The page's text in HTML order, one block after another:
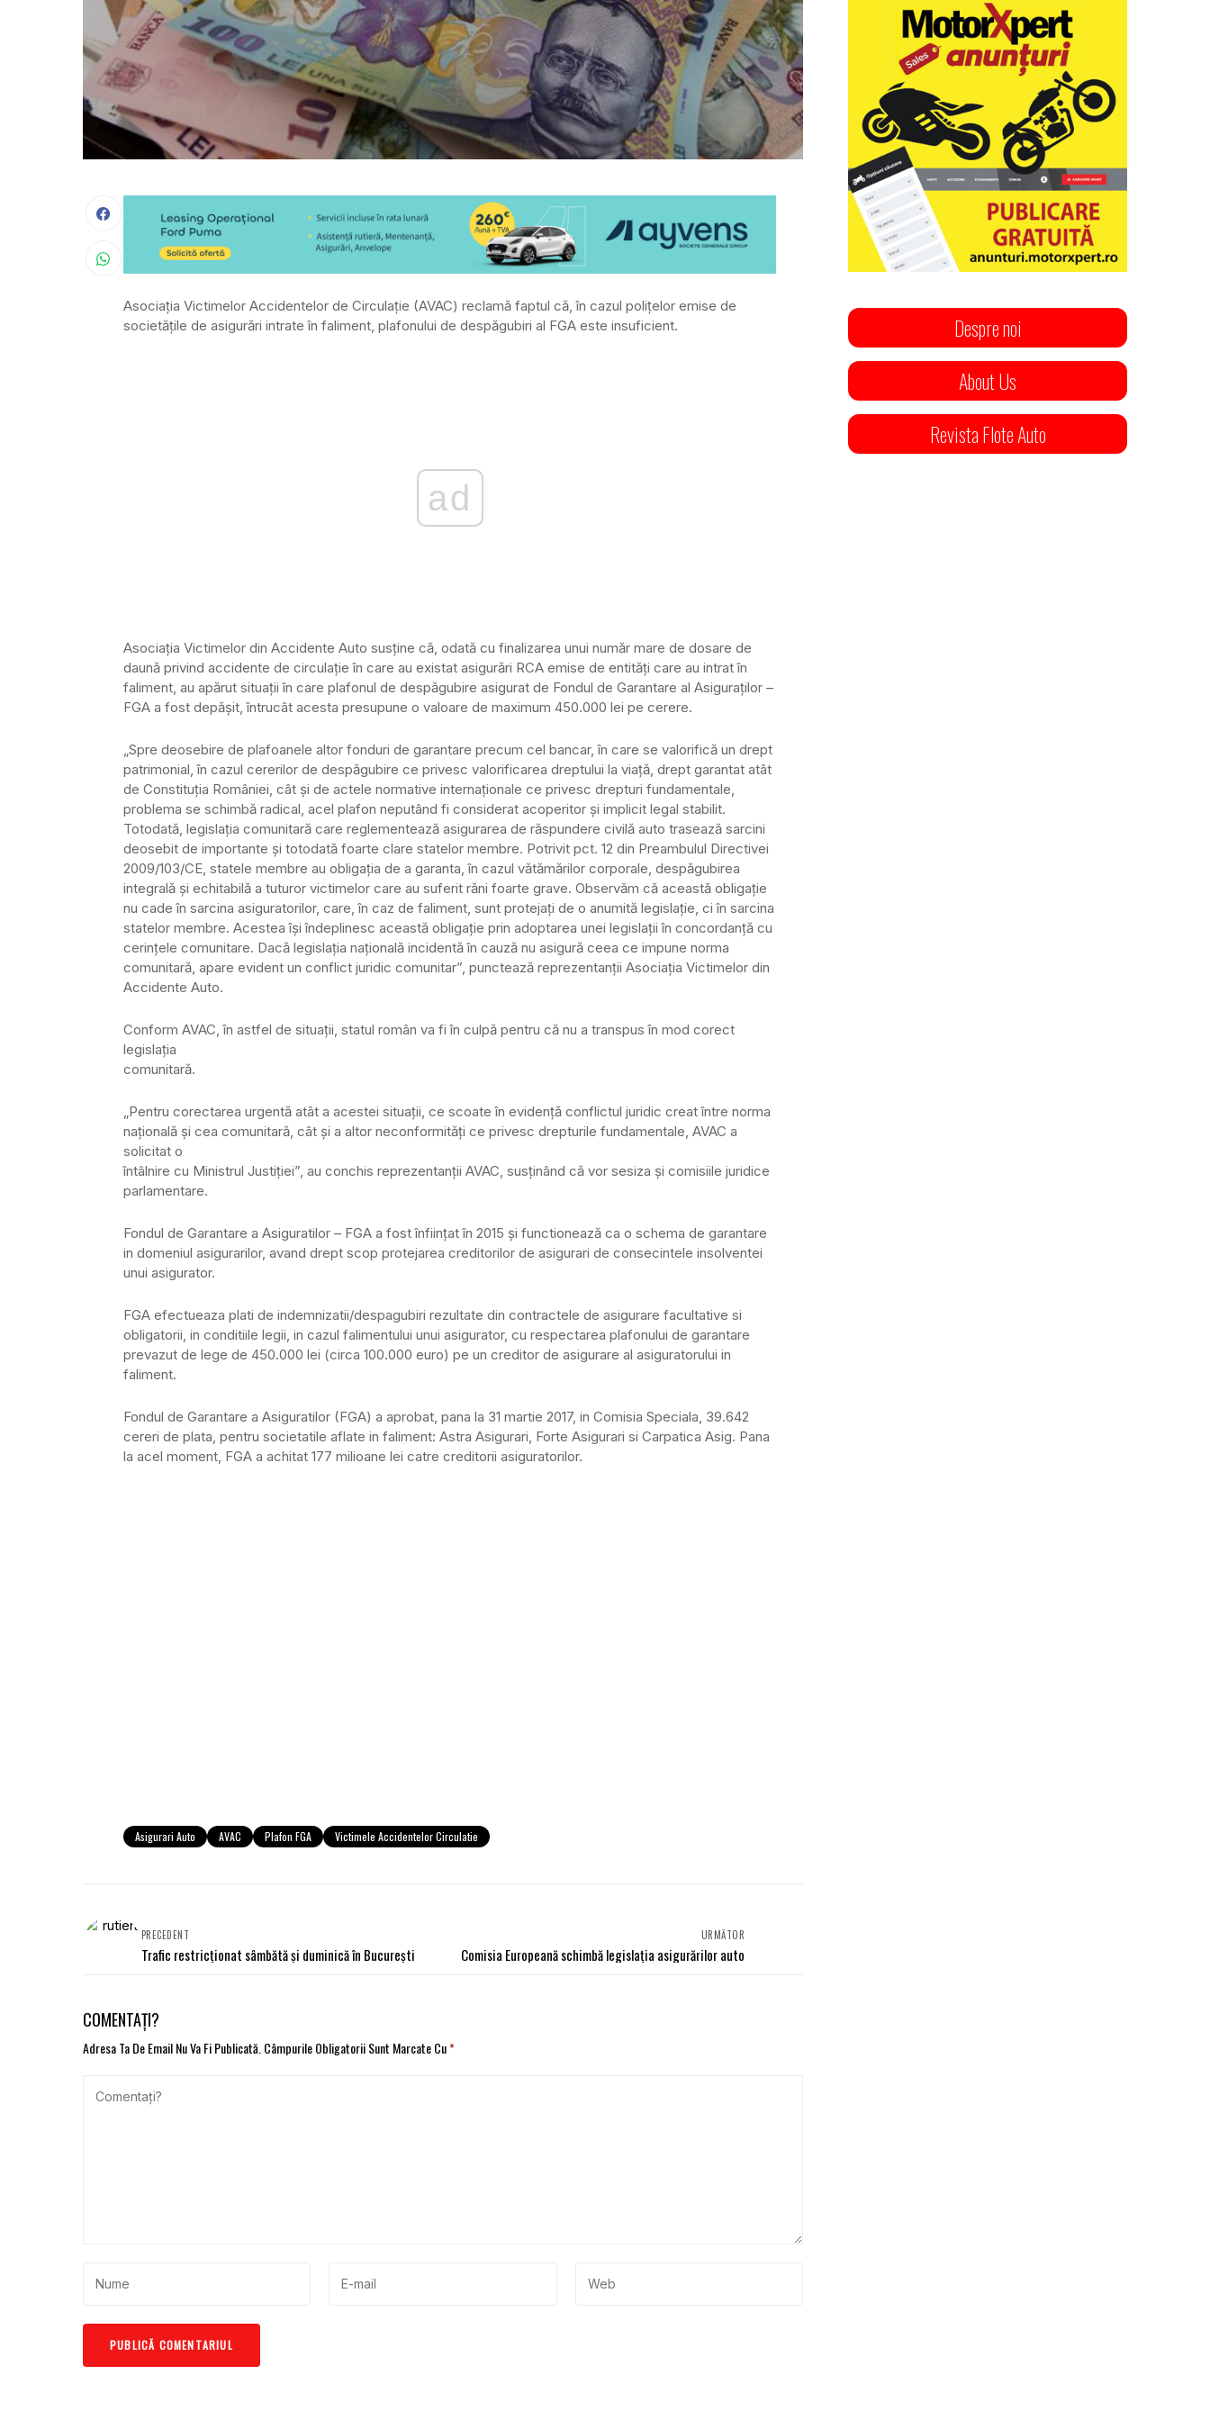
Asociaţia Victimelor Accidentelor de Circulaţie (AVAC) reclamă faptul că, în cazul poliţelor emise de
societăţile de asigurări intrate în faliment, plafonului de despăgubiri al FGA este insuficient.
ad
Asociaţia Victimelor din Accidente Auto susţine că, odată cu finalizarea unui număr mare de dosare de
daună privind accidente de circulaţie în care au existat asigurări RCA emise de entităţi care au intrat în
faliment, au apărut situaţii în care plafonul de despăgubire asigurat de Fondul de Garantare al Asiguraţilor –
FGA a fost depăşit, întrucât acesta presupune o valoare de maximum 450.000 lei pe cerere.
„Spre deosebire de plafoanele altor fonduri de garantare precum cel bancar, în care se valorifică un drept
patrimonial, în cazul cererilor de despăgubire ce privesc valorificarea dreptului la viaţă, drept garantat atât
de Constituţia României, cât şi de actele normative internaţionale ce privesc drepturi fundamentale,
problema se schimbă radical, acel plafon neputând fi considerat acoperitor şi implicit legal stabilit.
Totodată, legislaţia comunitară care reglementează asigurarea de răspundere civilă auto trasează sarcini
deosebit de importante şi totodată foarte clare statelor membre. Potrivit pct. 12 din Preambulul Directivei
2009/103/CE, statele membre au obligaţia de a garanta, în cazul vătămărilor corporale, despăgubirea
integrală şi echitabilă a tuturor victimelor care au suferit răni foarte grave. Observăm că această obligaţie
nu cade în sarcina asiguratorilor, care, în caz de faliment, sunt protejaţi de o anumită legislaţie, ci în sarcina
statelor membre. Acestea îşi îndeplinesc această obligaţie prin adoptarea unei legislaţii în concordanţă cu
cerinţele comunitare. Dacă legislaţia naţională incidentă în cauză nu asigură ceea ce impune norma
comunitară, apare evident un conflict juridic comunitar”, punctează reprezentanţii Asociaţia Victimelor din
Accidente Auto.
Conform AVAC, în astfel de situaţii, statul român va fi în culpă pentru că nu a transpus în mod corect
legislaţia
comunitară.
„Pentru corectarea urgentă atât a acestei situaţii, ce scoate în evidenţă conflictul juridic creat între norma
naţională şi cea comunitară, cât şi a altor neconformităţi ce privesc drepturile fundamentale, AVAC a
solicitat o
întâlnire cu Ministrul Justiţiei”, au conchis reprezentanţii AVAC, susţinând că vor sesiza şi comisiile juridice
parlamentare.
Fondul de Garantare a Asiguratilor – FGA a fost înfiinţat în 2015 şi functionează ca o schema de garantare
in domeniul asigurarilor, avand drept scop protejarea creditorilor de asigurari de consecintele insolventei
unui asigurator.
FGA efectueaza plati de indemnizatii/despagubiri rezultate din contractele de asigurare facultative si
obligatorii, in conditiile legii, in cazul falimentului unui asigurator, cu respectarea plafonului de garantare
prevazut de lege de 450.000 lei (circa 100.000 euro) pe un creditor de asigurare al asiguratorului in
faliment.
Fondul de Garantare a Asiguratilor (FGA) a aprobat, pana la 31 martie 2017, in Comisia Speciala, 39.642
cereri de plata, pentru societatile aflate in faliment: Astra Asigurari, Forte Asigurari si Carpatica Asig. Pana
la acel moment, FGA a achitat 177 milioane lei catre creditorii asiguratorilor.
Asigurari Auto AVAC Plafon FGA Victimele Accidentelor Circulatie
PRECEDENT
Trafic restricţionat sâmbătă şi duminică în Bucureşti
URMĂTOR
Comisia Europeană schimbă legislaţia asigurărilor auto
COMENTAȚI?
Adresa Ta De Email Nu Va Fi Publicată. Câmpurile Obligatorii Sunt Marcate Cu*
Despre noi
About Us
Revista Flote Auto